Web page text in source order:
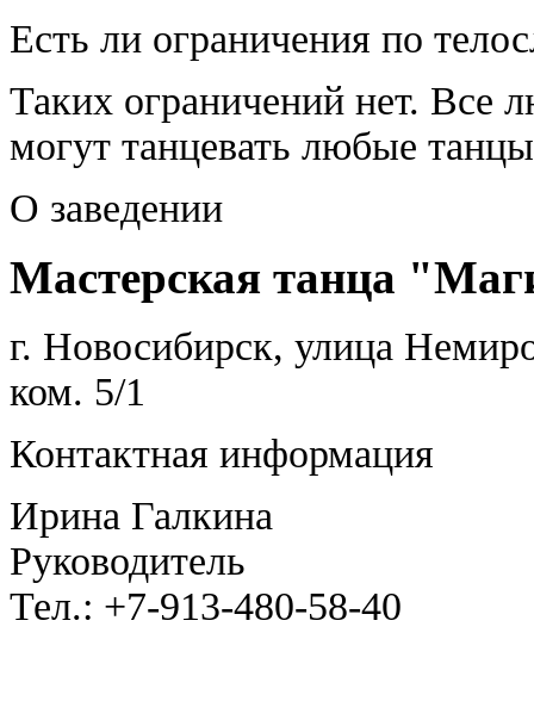
Есть ли ограничения по
Таких ограничений нет. Все
могут танцевать любые
О заведении
Мастерская танца
г. Новосибирск, улица
ком. 5/1
Контактная информация
Ирина Галкина
Руководитель
Тел.: +7-913-480-58-40